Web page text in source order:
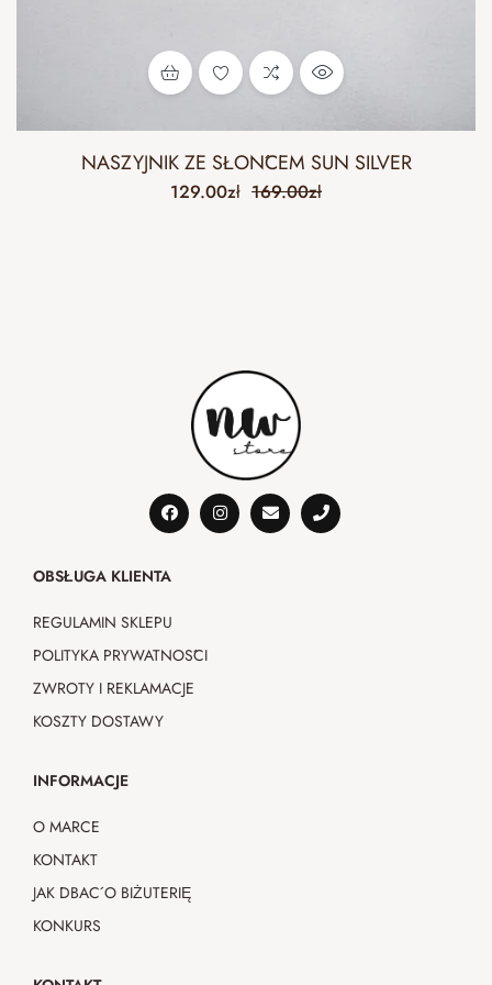
NASZYJNIK ZE SŁOŃCEM SUN SILVER
169.00zł
129.00zł
OBSŁUGA KLIENTA
REGULAMIN SKLEPU
POLITYKA PRYWATNOŚCI
ZWROTY I REKLAMACJE
KOSZTY DOSTAWY
INFORMACJE
O MARCE
KONTAKT
JAK DBAĆ O BIŻUTERIĘ
KONKURS